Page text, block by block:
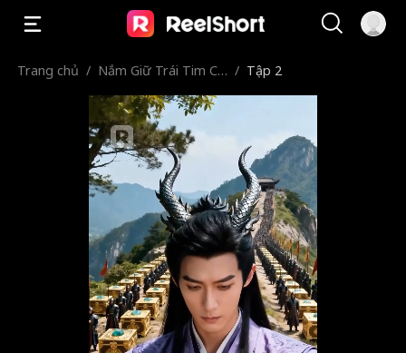
Trang chủ / Nắm Giữ Trái Tim Ch
/ Tập 2